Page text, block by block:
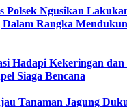
Polsek Ngusikan
Dalam Rangka
Hadapi Kekeringan
Siaga Bencana
Tanaman Jagung